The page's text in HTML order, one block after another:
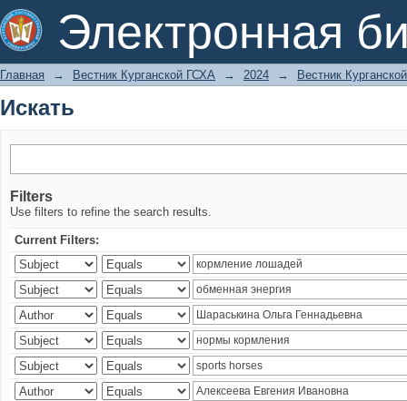
Электронная
Искать
Главная → Вестник Курганской ГСХА → 2024 → Вестник
Искать
Filters
Use filters to refine the search results.
Current Filters: